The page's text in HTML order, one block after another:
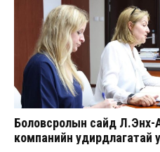
Боловсролын сайд Л.Энх-
компанийн удирдлагатай